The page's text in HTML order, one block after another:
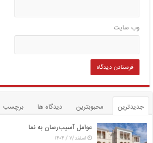
وب‌ سایت
جدیدترین محبوبترین دیدگاه ها
برچسب
عوامل آسیب‌رسان به نما
اسفند/۷ / ۱۴۰۴